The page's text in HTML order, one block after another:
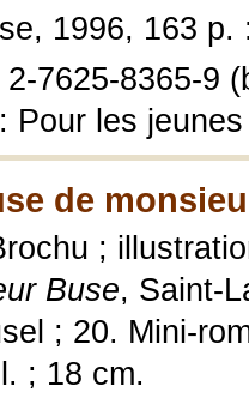
1996, 163
7625-8365-9
Pour les jeunes
de
;
Buse, Saint-
; 20. Mini-
; 18 cm.